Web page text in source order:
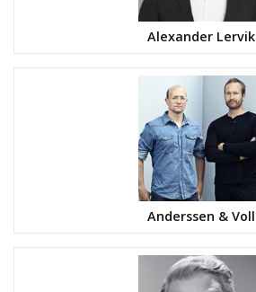
Alexander Lervik
Anderssen & Voll